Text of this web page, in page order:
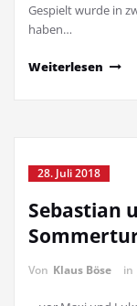
Gespielt wurde in
haben…
Weiterlesen
28. Juli 2018
Sebastian
Von Klaus Böse in